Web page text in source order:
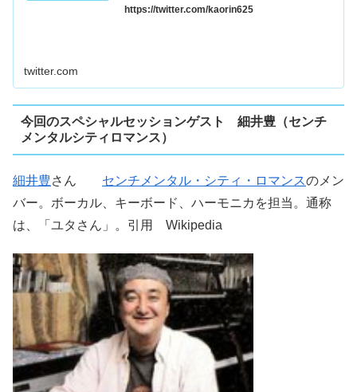
https://twitter.com/kaorin625
twitter.com
今回のスペシャルセッションゲスト 細井豊（センチ
メンタルシティロマンス）
細井豊さん センチメンタル・シティ・ロマンスのメン
バー。ボーカル、キーボード、ハーモニカを担当。通称
は、「ユタさん」。引用 Wikipedia